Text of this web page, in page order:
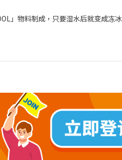
」物料制成，只要湿水后就变成冻